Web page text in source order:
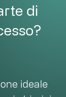
di
ideale